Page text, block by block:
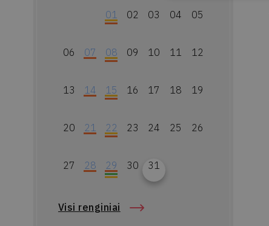
01 02 03 04 05
06 07 08 09 10 11 12
13 14 15 16 17 18 19
20 21 22 23 24 25 26
27 28 29 30 31
Visi renginiai